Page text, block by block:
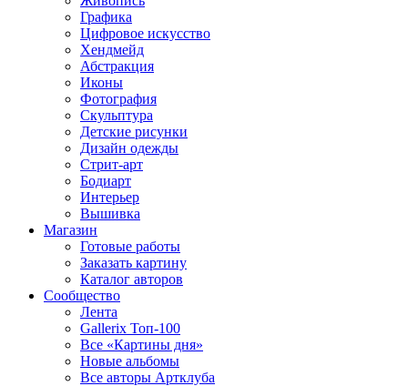
Графика
Цифровое искусство
Хендмейд
Абстракция
Иконы
Фотография
Скульптура
Детские рисунки
Дизайн одежды
Стрит-арт
Бодиарт
Интерьер
Вышивка
Магазин
Готовые работы
Заказать картину
Каталог авторов
Сообщество
Лента
Gallerix Топ-100
Все «Картины дня»
Новые альбомы
Все авторы Артклуба